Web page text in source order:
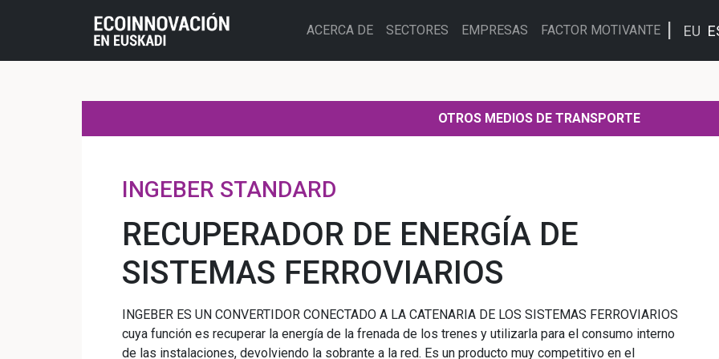
ACERCA DE SECTORES EMPRESAS FACTOR MOTIVANTE EU
OTROS MEDIOS DE TRANSPORTE
INGEBER STANDARD
RECUPERADOR DE ENERGÍA DE
SISTEMAS FERROVIARIOS
INGEBER ES UN CONVERTIDOR CONECTADO A LA CATENARIA DE LOS SISTEMAS FERROVIARIOS
cuya función es recuperar la energía de la frenada de los trenes y utilizarla para el consumo interno
de las instalaciones, devolviendo la sobrante a la red. Es un producto muy competitivo en el